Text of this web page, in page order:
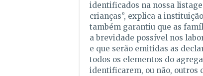
identificados na nossa
crianças”, explica a
também garantiu que as
a brevidade possível nos
e que serão emitidas as
todos os elementos do
identificarem, ou não, outros